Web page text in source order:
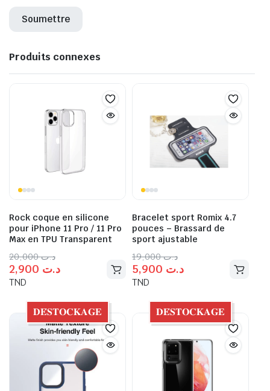
Produits connexes
Rock coque en silicone
pour iPhone 11 Pro / 11 Pro
Max en TPU Transparent
د.ت20,000
د.ت
TND
𝐃𝐄́𝐒𝐓𝐎𝐂𝐊𝐀𝐆𝐄
Bracelet sport Romix 4.7
pouces – Brassard de
sport ajustable
د.ت19,000
د.ت
TND
𝐃𝐄́𝐒𝐓𝐎𝐂𝐊𝐀𝐆𝐄